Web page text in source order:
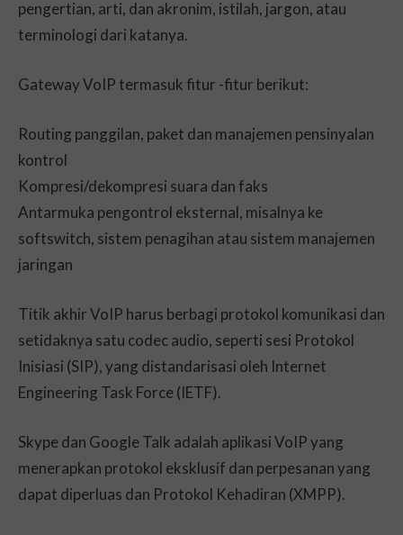
pengertian, arti, dan akronim, istilah, jargon, atau
terminologi dari katanya.
Gateway VoIP termasuk fitur -fitur berikut:
Routing panggilan, paket dan manajemen pensinyalan
kontrol
Kompresi/dekompresi suara dan faks
Antarmuka pengontrol eksternal, misalnya ke
softswitch, sistem penagihan atau sistem manajemen
jaringan
Titik akhir VoIP harus berbagi protokol komunikasi dan
setidaknya satu codec audio, seperti sesi Protokol
Inisiasi (SIP), yang distandarisasi oleh Internet
Engineering Task Force (IETF).
Skype dan Google Talk adalah aplikasi VoIP yang
menerapkan protokol eksklusif dan perpesanan yang
dapat diperluas dan Protokol Kehadiran (XMPP).